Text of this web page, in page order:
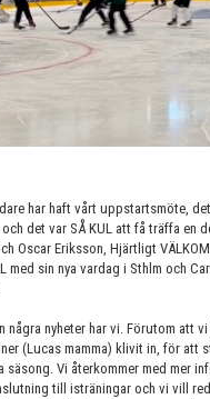
har haft vårt uppstartsmöte,
det var SÅ KUL att få träffa en
Oscar Eriksson, Hjärtligt
med sin nya vardag i Sthlm och
nyheter har vi. Förutom att
(Lucas mamma) klivit in, för att
Vi återkommer med mer
till isträningar och vi vill